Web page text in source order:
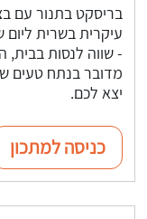
בריסקט בתנור עם
עיקרית בשרית ליום
- שווה לנסות
מדובר בנתח טעים
יצא לכם.
כניסה למתכון